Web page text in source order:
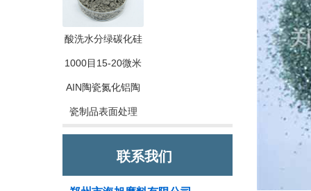
酸洗水分绿碳化硅
1000目15-20微米
AIN陶瓷氮化铝陶
瓷制品表面处理
联系我们